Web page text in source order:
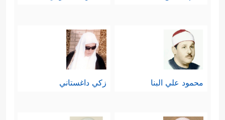
محمود علي البنا زكي داغستاني